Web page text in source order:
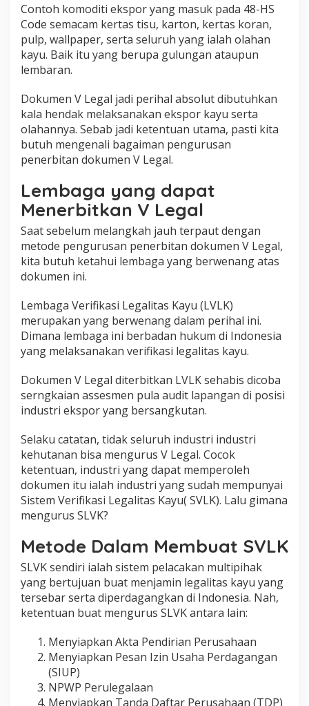
Contoh komoditi ekspor yang masuk pada 48-HS
Code semacam kertas tisu, karton, kertas koran,
pulp, wallpaper, serta seluruh yang ialah olahan
kayu. Baik itu yang berupa gulungan ataupun
lembaran.
Dokumen V Legal jadi perihal absolut dibutuhkan
kala hendak melaksanakan ekspor kayu serta
olahannya. Sebab jadi ketentuan utama, pasti kita
butuh mengenali bagaiman pengurusan
penerbitan dokumen V Legal.
Lembaga yang dapat
Menerbitkan V Legal
Saat sebelum melangkah jauh terpaut dengan
metode pengurusan penerbitan dokumen V Legal,
kita butuh ketahui lembaga yang berwenang atas
dokumen ini.
Lembaga Verifikasi Legalitas Kayu (LVLK)
merupakan yang berwenang dalam perihal ini.
Dimana lembaga ini berbadan hukum di Indonesia
yang melaksanakan verifikasi legalitas kayu.
Dokumen V Legal diterbitkan LVLK sehabis dicoba
serngkaian assesmen pula audit lapangan di posisi
industri ekspor yang bersangkutan.
Selaku catatan, tidak seluruh industri industri
kehutanan bisa mengurus V Legal. Cocok
ketentuan, industri yang dapat memperoleh
dokumen itu ialah industri yang sudah mempunyai
Sistem Verifikasi Legalitas Kayu( SVLK). Lalu gimana
mengurus SLVK?
Metode Dalam Membuat SVLK
SLVK sendiri ialah sistem pelacakan multipihak
yang bertujuan buat menjamin legalitas kayu yang
tersebar serta diperdagangkan di Indonesia. Nah,
ketentuan buat mengurus SLVK antara lain:
Menyiapkan Akta Pendirian Perusahaan
Menyiapkan Pesan Izin Usaha Perdagangan
(SIUP)
NPWP Perulegalaan
Menyiapkan Tanda Daftar Perusahaan (TDP)